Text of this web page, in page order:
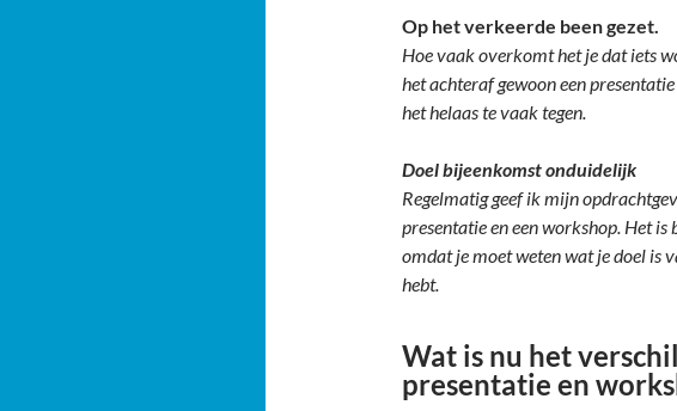
Op het verkeerde been gezet.
Hoe vaak overkomt het je dat iets
het achteraf gewoon een
het helaas te vaak tegen.
Doel bijeenkomst onduidelijk
Regelmatig geef ik mijn
presentatie en een workshop. Het
omdat je moet weten wat je doel is
hebt.
Wat is nu het
presentatie en